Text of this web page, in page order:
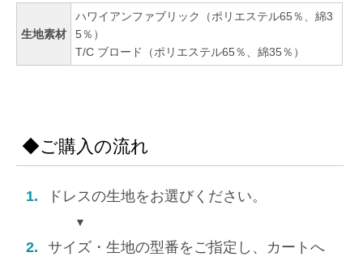
生地素材
ハワイアンファブリック（ポリエステル65％、綿3
5％）
T/C ブロード（ポリエステル65％、綿35％）
◆ご購入の流れ
1. ドレスの生地をお選びください。
▼
2.
サイズ・生地の型番をご指定し、カートへ